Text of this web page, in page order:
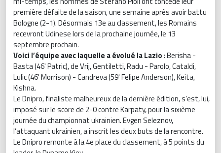
première défaite de la saison, une semaine après avoir battu
Bologne (2-1). Désormais 13e au classement, les Romains
recevront Udinese lors de la prochaine journée, le 13
septembre prochain.
Voici l’équipe avec laquelle a évolué la Lazio: Berisha -
Basta (46' Patric), de Vrij, Gentiletti, Radu - Parolo, Cataldi,
Lulic (46' Morrison) - Candreva (59' Felipe Anderson), Keita,
Kishna.
Le Dnipro, finaliste malheureux de la dernière édition, s’est, lui,
imposé sur le score de 2-0 contre Karpaty, pour la sixième
journée du championnat ukrainien. Evgen Seleznov,
l’attaquant ukrainien, a inscrit les deux buts de la rencontre.
Le Dnipro remonte à la 4e place du classement, à 5 points du